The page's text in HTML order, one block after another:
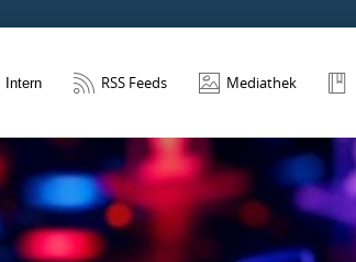
Intern RSS Feeds Mediathek